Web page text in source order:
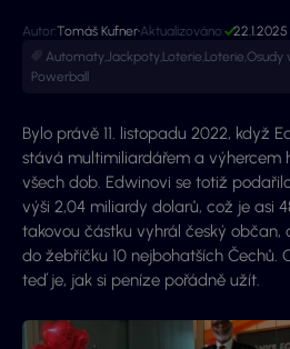
Autor:Tomáš Kufner Aktualizováno:
22.1.2025
Automaty,Jackpoty,Loterie,Loterie,Osudy
Powerball
Bylo právě 11. listopadu 2022, když
stává multimiliardářem a výhercem
všech dob. Edwinovi se totiž
výši 2,04 miliardy dolarů, což je asi
takovou částku vyhrál český
do žebříčku 10 nejbohatších Čechů.
teď je, jak si peníze pořádně užít.